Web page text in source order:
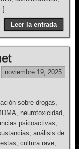
Leer la entrada
noviembre 19, 2025
sobre drogas,
neurotoxicidad,
psicoactivas,
análisis de
cultura rave,